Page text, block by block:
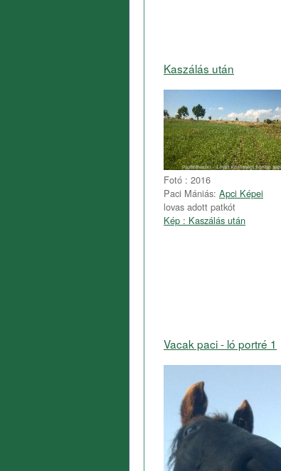
Kaszálás után
Fotó : 2016
Paci Mániás: Apci Képei
lovas adott patkót
Kép : Kaszálás után
Vacak paci - ló portré 1